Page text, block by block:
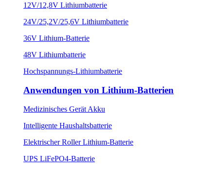
12V/12,8V Lithiumbatterie
24V/25,2V/25,6V Lithiumbatterie
36V Lithium-Batterie
48V Lithiumbatterie
Hochspannungs-Lithiumbatterie
Anwendungen von Lithium-Batterien
Medizinisches Gerät Akku
Intelligente Haushaltsbatterie
Elektrischer Roller Lithium-Batterie
UPS LiFePO4-Batterie